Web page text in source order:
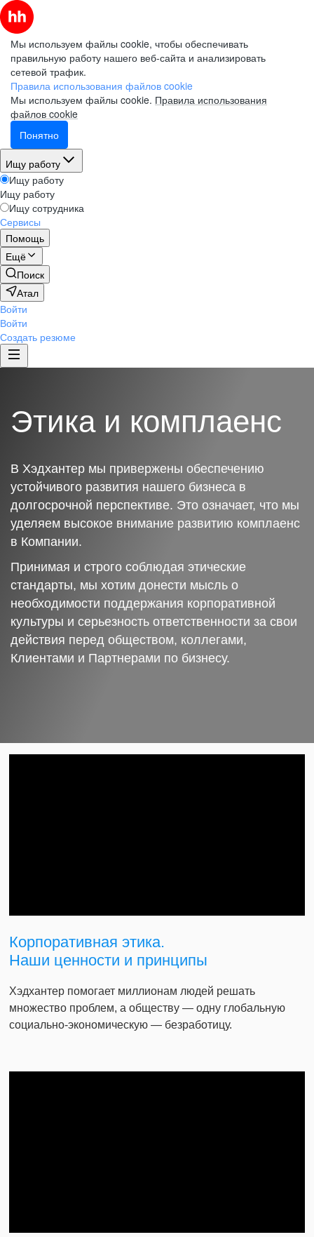
Мы используем файлы cookie, чтобы обеспечивать
правильную работу нашего веб-сайта и анализировать
сетевой трафик.
Правила использования файлов cookie
Мы используем файлы cookie. Правила использования
файлов cookie
Понятно
Ищу работу
Ищу работу
Ищу работу
Ищу сотрудника
Сервисы
Помощь
Ещё
Поиск
Атал
Войти
Войти
Создать резюме
Этика и комплаенс
В Хэдхантер мы привержены обеспечению
устойчивого развития нашего бизнеса в
долгосрочной перспективе. Это означает, что мы
уделяем высокое внимание развитию комплаенс
в Компании.
Принимая и строго соблюдая этические
стандарты, мы хотим донести мысль о
необходимости поддержания корпоративной
культуры и серьезность ответственности за свои
действия перед обществом, коллегами,
Клиентами и Партнерами по бизнесу.
Корпоративная этика.
Наши ценности и принципы
Хэдхантер помогает миллионам людей решать
множество проблем, а обществу — одну глобальную
социально-экономическую — безработицу.